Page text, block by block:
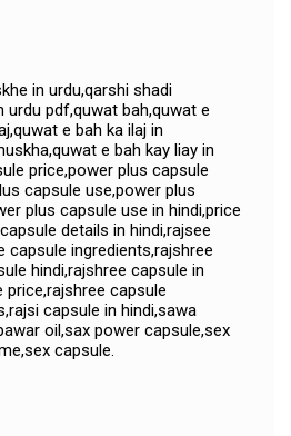
in urdu,qarshi shadi
urdu pdf,quwat bah,quwat e
e bah ka ilaj in
e bah kay liay in
price,power plus capsule
capsule use,power plus
plus capsule use in hindi,price
details in hindi,rajsee
capsule ingredients,rajshree
hindi,rajshree capsule in
price,rajshree capsule
capsule in hindi,sawa
oil,sax power capsule,sex
capsule.